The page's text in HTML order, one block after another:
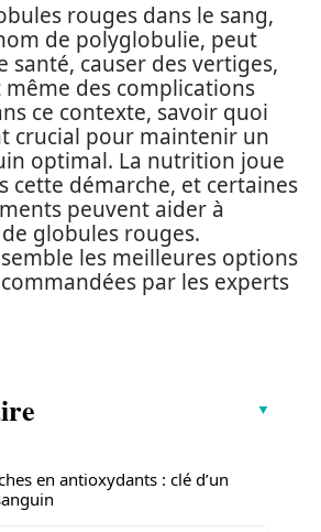
rouges dans le sang,
de polyglobulie, peut
causer des vertiges,
des complications
ce contexte, savoir quoi
crucial pour maintenir un
optimal. La nutrition joue
cette démarche, et certaines
peuvent aider à
globules rouges.
les meilleures options
par les experts
en antioxydants : clé d’un